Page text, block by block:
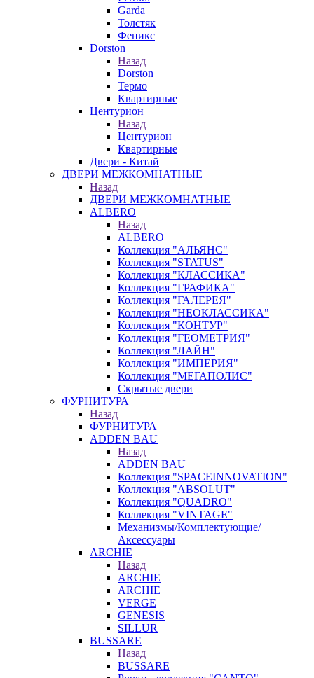
Garda
Толстяк
Феникс
Dorston
Назад
Dorston
Термо
Квартирные
Центурион
Назад
Центурион
Квартирные
Двери - Китай
ДВЕРИ МЕЖКОМНАТНЫЕ
Назад
ДВЕРИ МЕЖКОМНАТНЫЕ
ALBERO
Назад
ALBERO
Коллекция "АЛЬЯНС"
Коллекция "STATUS"
Коллекция "КЛАССИКА"
Коллекция "ГРАФИКА"
Коллекция "ГАЛЕРЕЯ"
Коллекция "НЕОКЛАССИКА"
Коллекция "КОНТУР"
Коллекция "ГЕОМЕТРИЯ"
Коллекция "ЛАЙН"
Коллекция "ИМПЕРИЯ"
Коллекция "МЕГАПОЛИС"
Скрытые двери
ФУРНИТУРА
Назад
ФУРНИТУРА
ADDEN BAU
Назад
ADDEN BAU
Коллекция "SPACEINNOVATION"
Коллекция "ABSOLUT"
Коллекция "QUADRO"
Коллекция "VINTAGE"
Механизмы/Комплектующие/
Аксессуары
ARCHIE
Назад
ARCHIE
ARCHIE
VERGE
GENESIS
SILLUR
BUSSARE
Назад
BUSSARE